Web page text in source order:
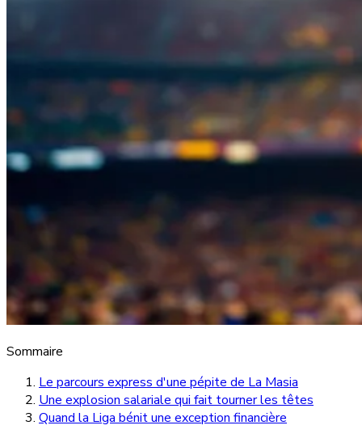
Sommaire
Le parcours express d'une pépite de La Masia
Une explosion salariale qui fait tourner les têtes
Quand la Liga bénit une exception financière